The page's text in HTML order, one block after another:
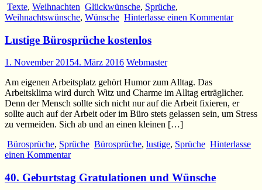
Texte, Weihnachten Glückwünsche, Sprüche,
Weihnachtswünsche, Wünsche Hinterlasse einen Kommentar
Lustige Bürosprüche kostenlos
1. November 20154. März 2016 Webmaster
Am eigenen Arbeitsplatz gehört Humor zum Alltag. Das
Arbeitsklima wird durch Witz und Charme im Alltag erträglicher.
Denn der Mensch sollte sich nicht nur auf die Arbeit fixieren, er
sollte auch auf der Arbeit oder im Büro stets gelassen sein, um Stress
zu vermeiden. Sich ab und an einen kleinen […]
Bürosprüche, Sprüche Bürosprüche, lustige, Sprüche Hinterlasse
einen Kommentar
40. Geburtstag Gratulationen und Wünsche